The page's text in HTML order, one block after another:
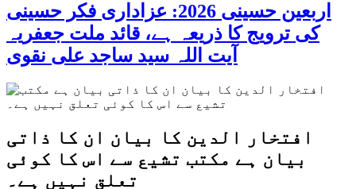
اربعین حسینی 2026: عزاداری فکر حسینی
کی ترویج کا ذریعہ ہے، قائد ملت جعفریہ
آیت اللہ سید ساجد علی نقوی
افتخار الدین کا بیان ان کا ذاتی
بیان ہے مکتب تشیع سے اس کا کوئی
تعلق نہیں ہے۔